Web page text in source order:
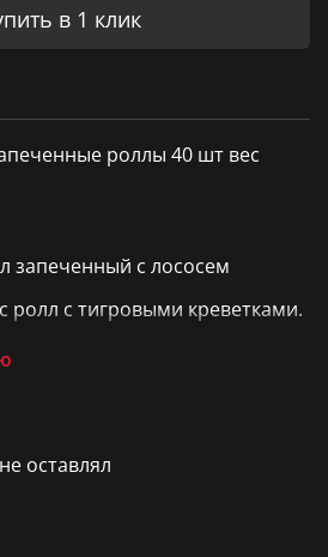
в 1 клик
роллы 40 шт вес
запеченный с лососем
ролл с тигровыми креветками.
запеченный с крабом.
запеченный с беконом.
соуса, 45г имбиря, 20г
оставлял